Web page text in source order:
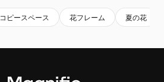
コピースペース 花フレーム 夏の花